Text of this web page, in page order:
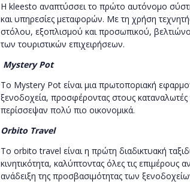
Η kleesto αναπτύσσει το πρώτο αυτόνομο
και υπηρεσίες μεταφορών. Με τη χρήση
στόλου, εξοπλισμού και προσωπικού,
των τουριστικών επιχειρήσεων.
Mystery Pot
To Mystery Pot είναι μια πρωτοποριακή
ξενοδοχεία, προσφέροντας στους
περίσσεψαν πολύ πιο οικονομικά.
Orbito Travel
Το orbito travel είναι η πρώτη διαδικτυακή
κινητικότητα, καλύπτοντας όλες τις
ανάδειξη της προσβασιμότητας των